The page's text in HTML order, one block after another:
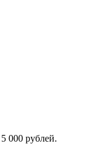
000 рублей.